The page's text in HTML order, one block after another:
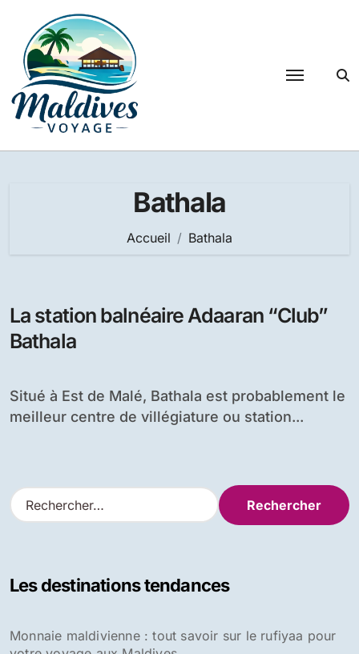
contenu
Bathala
Accueil Bathala
La station balnéaire Adaaran “Club”
Bathala
Situé à Est de Malé, Bathala est probablement le
meilleur centre de villégiature ou station...
R
e
r
e
Les destinations tendances
Monnaie maldivienne : tout savoir sur le rufiyaa pour